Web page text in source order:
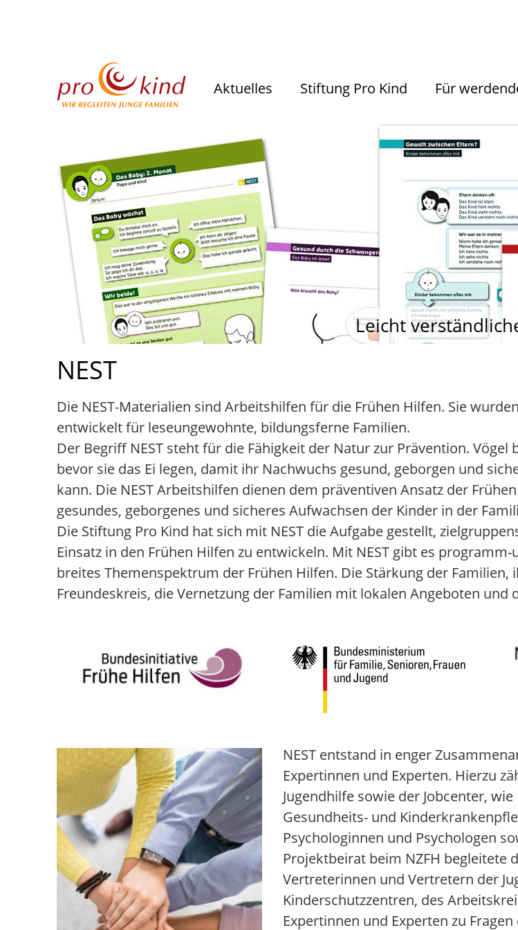
Aktuelles Stiftung Pro Kind Für
Leicht
NEST
Die NEST-Materialien sind Arbeitshilfen für die Frühen Hilfen. Sie
entwickelt für leseungewohnte, bildungsferne Familien.
Der Begriff NEST steht für die Fähigkeit der Natur zur Prävention. Vögel
bevor sie das Ei legen, damit ihr Nachwuchs gesund, geborgen und
kann. Die NEST Arbeitshilfen dienen dem präventiven Ansatz der
gesundes, geborgenes und sicheres Aufwachsen der Kinder in der
Die Stiftung Pro Kind hat sich mit NEST die Aufgabe gestellt,
Einsatz in den Frühen Hilfen zu entwickeln. Mit NEST gibt es
breites Themenspektrum der Frühen Hilfen. Die Stärkung der
Freundeskreis, die Vernetzung der Familien mit lokalen Angeboten
NEST entstand in enger
Expertinnen und Experten. Hierzu
Jugendhilfe sowie der Jobcenter,
Gesundheits- und
Psychologinnen und Psychologen
Projektbeirat beim NZFH begleitete
Vertreterinnen und Vertretern der
Kinderschutzzentren, des
Expertinnen und Experten zu